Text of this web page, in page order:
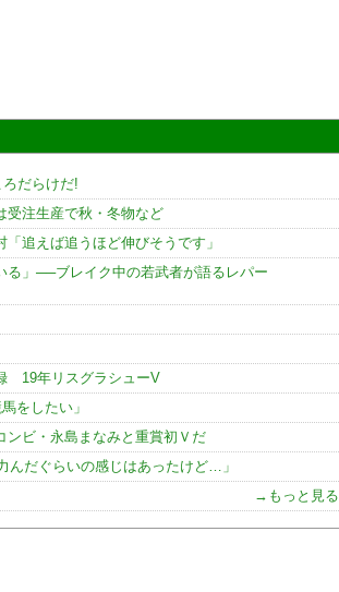
だらけだ!
受注生産で秋・冬物など
追えば追うほど伸びそうです」
る」──ブレイク中の若武者が語るレパー
19年リスグラシューV
をしたい」
ビ・永島まなみと重賞初Ｖだ
んだぐらいの感じはあったけど…」
→もっと見る